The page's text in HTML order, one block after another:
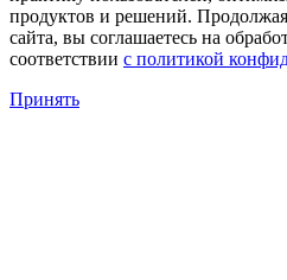
продуктов и решений.
сайта, вы соглашаетесь на
соответствии с политикой
Принять